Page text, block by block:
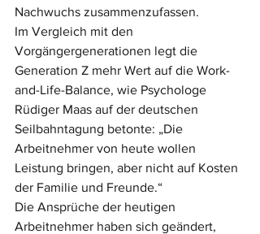
Nachwuchs zusammenzufassen.
Im Vergleich mit den
Vorgängergenerationen legt die
Generation Z mehr Wert auf die Work-
and-Life-Balance, wie Psychologe
Rüdiger Maas auf der deutschen
Seilbahntagung betonte: „Die
Arbeitnehmer von heute wollen
Leistung bringen, aber nicht auf Kosten
der Familie und Freunde.“
Die Ansprüche der heutigen
Arbeitnehmer haben sich geändert,